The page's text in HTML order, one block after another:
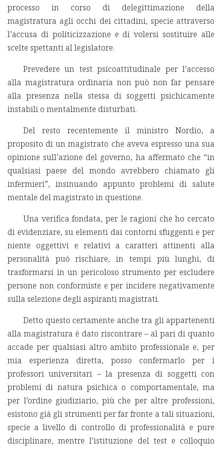
processo in corso di delegittimazione della
magistratura agli occhi dei cittadini, specie attraverso
l’accusa di politicizzazione e di volersi sostituire alle
scelte spettanti al legislatore.
Prevedere un test psicoattitudinale per l’accesso
alla magistratura ordinaria non può non far pensare
alla presenza nella stessa di soggetti psichicamente
instabili o mentalmente disturbati.
Del resto recentemente il ministro Nordio, a
proposito di un magistrato che aveva espresso una sua
opinione sull’azione del governo, ha affermato che “in
qualsiasi paese del mondo avrebbero chiamato gli
infermieri”, insinuando appunto problemi di salute
mentale del magistrato in questione.
Una verifica fondata, per le ragioni che ho cercato
di evidenziare, su elementi dai contorni sfuggenti e per
niente oggettivi e relativi a caratteri attinenti alla
personalità può rischiare, in tempi più lunghi, di
trasformarsi in un pericoloso strumento per escludere
persone non conformiste e per incidere negativamente
sulla selezione degli aspiranti magistrati.
Detto questo certamente anche tra gli appartenenti
alla magistratura è dato riscontrare – al pari di quanto
accade per qualsiasi altro ambito professionale e, per
mia esperienza diretta, posso confermarlo per i
professori universitari – la presenza di soggetti con
problemi di natura psichica o comportamentale, ma
per l’ordine giudiziario, più che per altre professioni,
esistono già gli strumenti per far fronte a tali situazioni,
specie a livello di controllo di professionalità e pure
disciplinare, mentre l’istituzione del test e colloquio